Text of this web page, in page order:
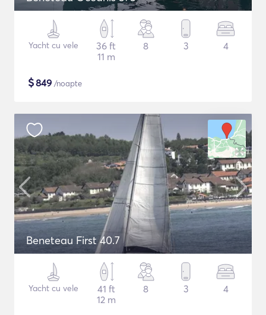
Yacht cu vele
36 ft
11 m
8 3 4
$849 /noapte
Beneteau First 40.7
Yacht cu vele
41 ft
12 m
8 3 4